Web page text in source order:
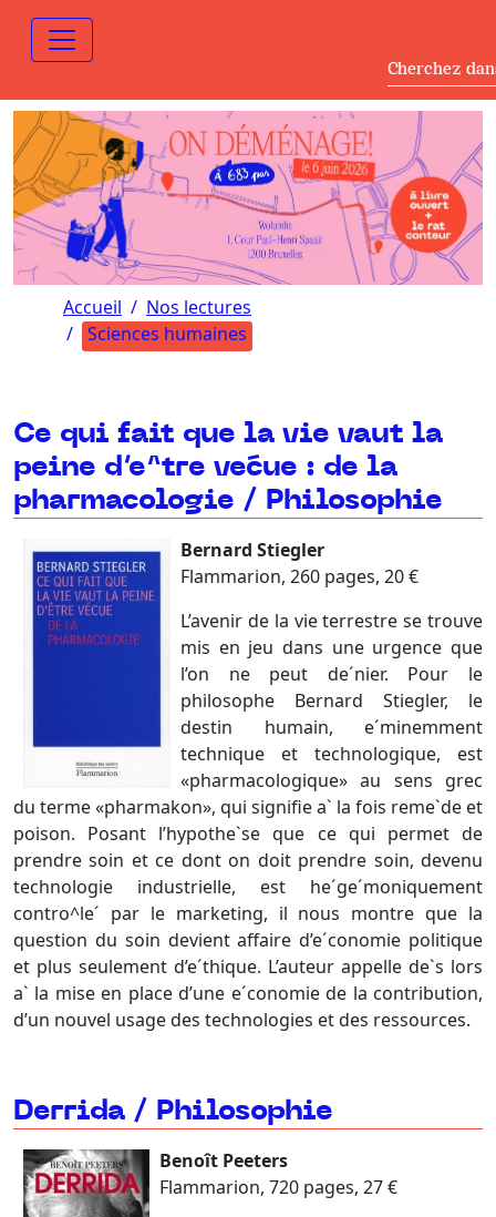
Cherchez
Accueil
Nos lectures
Sciences humaines
Ce qui fait que la vie vaut la
peine d’e^tre ve´cue : de la
pharmacologie / Philosophie
Bernard Stiegler
Flammarion, 260 pages, 20 €
L’avenir de la vie terrestre se trouve
mis en jeu dans une urgence que
l’on ne peut de´nier. Pour le
philosophe Bernard Stiegler, le
destin humain, e´minemment
technique et technologique, est
«pharmacologique» au sens grec
du terme «pharmakon», qui signifie a` la fois reme`de et
poison. Posant l’hypothe`se que ce qui permet de
prendre soin et ce dont on doit prendre soin, devenu
technologie industrielle, est he´ge´moniquement
contro^le´ par le marketing, il nous montre que la
question du soin devient affaire d’e´conomie politique
et plus seulement d’e´thique. L’auteur appelle de`s lors
a` la mise en place d’une e´conomie de la contribution,
d’un nouvel usage des technologies et des ressources.
Derrida / Philosophie
Benoît Peeters
Flammarion, 720 pages, 27 €